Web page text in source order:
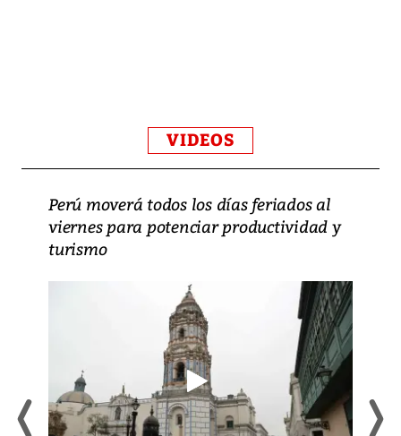
VIDEOS
Perú moverá todos los días feriados al
viernes para potenciar productividad y
turismo